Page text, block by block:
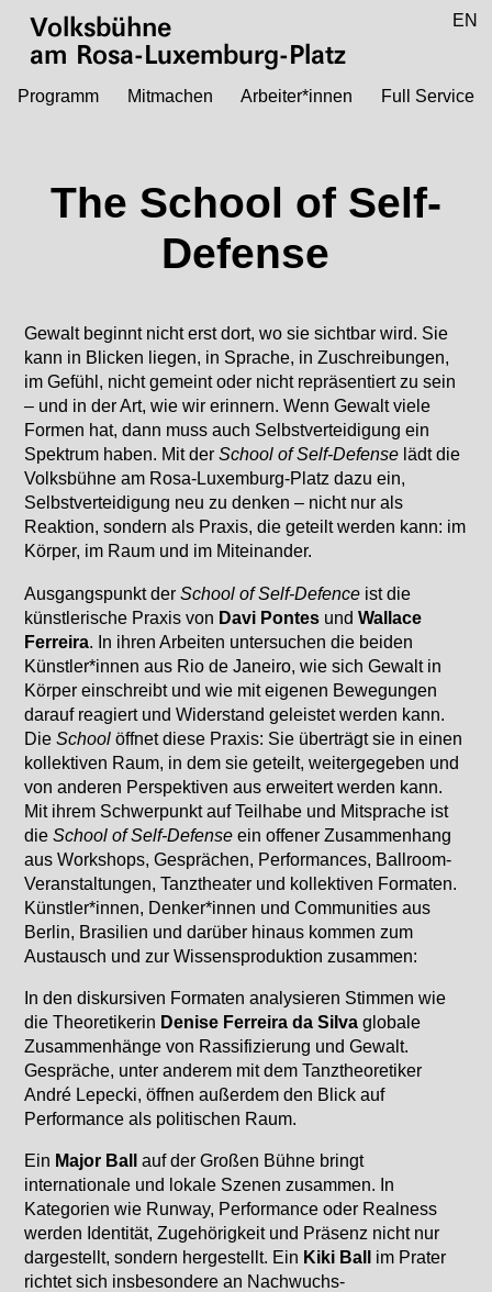
Volksbühne
am Rosa-Luxemburg-Platz
Programm Mitmachen Arbeiter*innen Full Service
DE
EN
The School of Self-
Defense
Gewalt beginnt nicht erst dort, wo sie sichtbar wird. Sie
kann in Blicken liegen, in Sprache, in Zuschreibungen,
im Gefühl, nicht gemeint oder nicht repräsentiert zu sein
– und in der Art, wie wir erinnern. Wenn Gewalt viele
Formen hat, dann muss auch Selbstverteidigung ein
Spektrum haben. Mit der School of Self-Defenselädt die
Volksbühne am Rosa-Luxemburg-Platz dazu ein,
Selbstverteidigung neu zu denken – nicht nur als
Reaktion, sondern als Praxis, die geteilt werden kann: im
Körper, im Raum und im Miteinander.
Ausgangspunkt der School of Self-Defenceist die
künstlerische Praxis von Davi Pontesund Wallace
Ferreira . In ihren Arbeiten untersuchen die beiden
Künstler*innen aus Rio de Janeiro, wie sich Gewalt in
Körper einschreibt und wie mit eigenen Bewegungen
darauf reagiert und Widerstand geleistet werden kann.
Die Schoolöffnet diese Praxis: Sie überträgt sie in einen
kollektiven Raum, in dem sie geteilt, weitergegeben und
von anderen Perspektiven aus erweitert werden kann.
Mit ihrem Schwerpunkt auf Teilhabe und Mitsprache ist
die School of Self-Defenseein offener Zusammenhang
aus Workshops, Gesprächen, Performances, Ballroom-
Veranstaltungen, Tanztheater und kollektiven Formaten.
Künstler*innen, Denker*innen und Communities aus
Berlin, Brasilien und darüber hinaus kommen zum
Austausch und zur Wissensproduktion zusammen:
In den diskursiven Formaten analysieren Stimmen wie
die Theoretikerin Denise Ferreira da Silvaglobale
Zusammenhänge von Rassifizierung und Gewalt.
Gespräche, unter anderem mit dem Tanztheoretiker
André Lepecki, öffnen außerdem den Blick auf
Performance als politischen Raum.
Ein Major Ballauf der Großen Bühne bringt
internationale und lokale Szenen zusammen. In
Kategorien wie Runway, Performance oder Realness
werden Identität, Zugehörigkeit und Präsenz nicht nur
dargestellt, sondern hergestellt. Ein Kiki Ballim Prater
richtet sich insbesondere an Nachwuchs-